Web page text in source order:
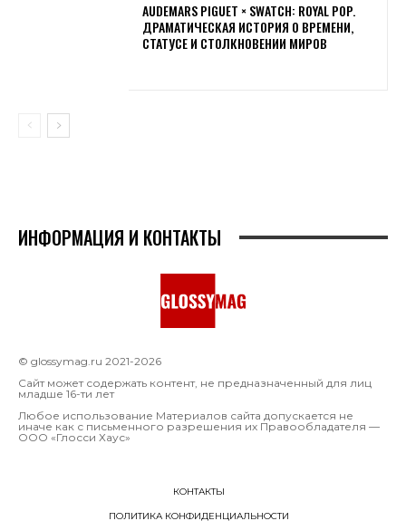
AUDEMARS PIGUET × SWATCH: ROYAL POP.
ДРАМАТИЧЕСКАЯ ИСТОРИЯ О ВРЕМЕНИ,
СТАТУСЕ И СТОЛКНОВЕНИИ МИРОВ
ИНФОРМАЦИЯ И КОНТАКТЫ
© glossymag.ru 2021-2026
Сайт может содержать контент, не предназначенный для лиц
младше 16-ти лет
Любое использование Материалов сайта допускается не
иначе как с письменного разрешения их Правообладателя —
OOO «Глосси Хаус»
КОНТАКТЫ
ПОЛИТИКА КОНФИДЕНЦИАЛЬНОСТИ